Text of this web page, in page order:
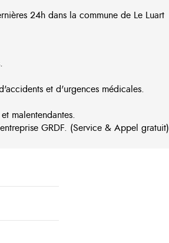
24h dans la commune de Le Luart
et d'urgences médicales.
malentendantes.
GRDF. (Service & Appel gratuit)